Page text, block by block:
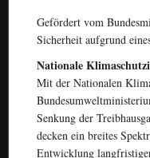
Gefördert vom
Sicherheit aufgrund
Nationale
Mit der Nationalen
Senkung der
decken ein breites
Entwicklung